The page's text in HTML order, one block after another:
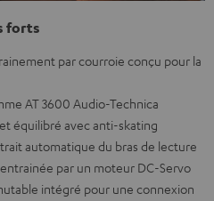
forts
par courroie conçu pour la
AT 3600 Audio-Technica
équilibré avec anti-skating
automatique du bras de lecture
par un moteur DC-Servo
intégré pour une connexion